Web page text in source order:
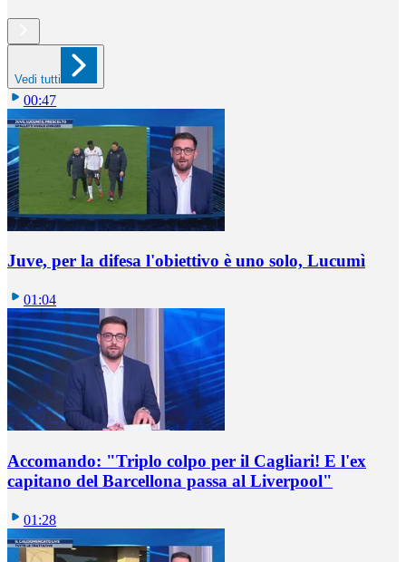
Vedi tutti
00:47
Juve, per la difesa l'obiettivo è uno solo, Lucumì
01:04
Accomando: "Triplo colpo per il Cagliari! E l'ex
capitano del Barcellona passa al Liverpool"
01:28